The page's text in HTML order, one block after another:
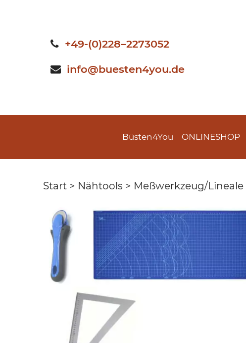
+49-(0)228–2273052
info@buesten4you.de
Büsten4You ONLINESHOP
Start > Nähtools > Meßwerkzeug/Lineale